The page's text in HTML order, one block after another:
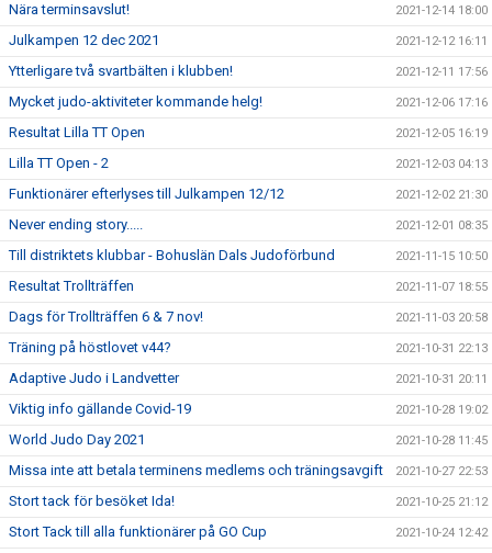
Nära terminsavslut! 2021-12-14 18:00
Julkampen 12 dec 2021 2021-12-12 16:11
Ytterligare två svartbälten i klubben! 2021-12-11 17:56
Mycket judo-aktiviteter kommande helg! 2021-12-06 17:16
Resultat Lilla TT Open 2021-12-05 16:19
Lilla TT Open - 2 2021-12-03 04:13
Funktionärer efterlyses till Julkampen 12/12 2021-12-02 21:30
Never ending story..... 2021-12-01 08:35
Till distriktets klubbar - Bohuslän Dals Judoförbund 2021-11-15 10:50
Resultat Trollträffen 2021-11-07 18:55
Dags för Trollträffen 6 & 7 nov! 2021-11-03 20:58
Träning på höstlovet v44? 2021-10-31 22:13
Adaptive Judo i Landvetter 2021-10-31 20:11
Viktig info gällande Covid-19 2021-10-28 19:02
World Judo Day 2021 2021-10-28 11:45
Missa inte att betala terminens medlems och träningsavgift 2021-10-27 22:53
Stort tack för besöket Ida! 2021-10-25 21:12
Stort Tack till alla funktionärer på GO Cup 2021-10-24 12:42